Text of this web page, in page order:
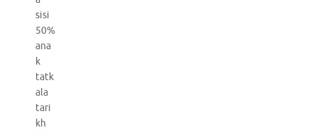
sisi
50%
ana
k
tatk
ala
tari
kh